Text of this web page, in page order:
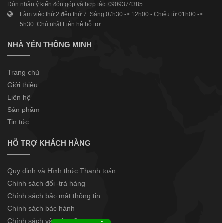
Đón nhận ý kiến đón góp và hợp tác: 0909374385
Làm việc thứ 2 đến thứ 7: Sáng 07h30 -> 12h00 - Chiều từ 01h00 ->
5h30. Chủ nhật Liên hệ hỗ trợ
NHÀ YẾN THÔNG MINH
Trang chủ
Giới thiệu
Liên hệ
Sản phẩm
Tin tức
HỖ TRỢ KHÁCH HÀNG
Quy định và Hình thức Thanh toán
Chính sách đổi -trả hàng
Chính sách bảo mật thông tin
Chính sách bảo hành
Chính sách vận chuyển